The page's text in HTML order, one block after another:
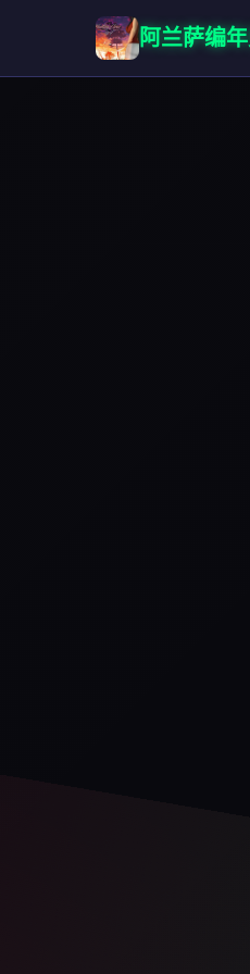
阿兰萨编